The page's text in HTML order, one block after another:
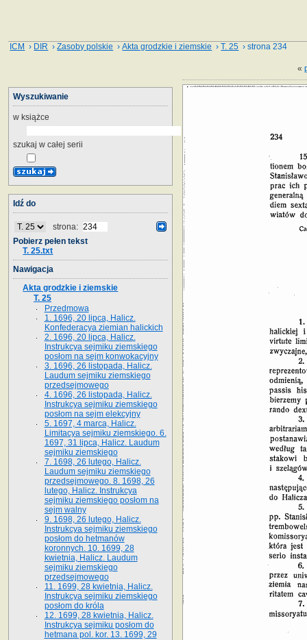
ICM › DIR ›Zasoby polskie ›Akta grodzkie i ziemskie ›T. 25 › strona 234
«
Wyszukiwanie
w książce
szukaj w całej serii
Idź do
strona:
Pobierz pełen tekst
T. 25.txt
Nawigacja
Akta grodzkie i ziemskie
T. 25
Przedmowa
1. 1696, 20 lipca, Halicz.
Konfederacya ziemian halickich
2. 1696, 20 lipca, Halicz.
Instrukcya sejmiku ziemskiego
posłom na sejm konwokacyjny
3. 1696, 26 listopada, Halicz.
Laudum sejmiku ziemskiego
przedsejmowego
4. 1696, 26 listopada, Halicz.
Instrukcya sejmiku ziemskiego
posłom na sejm elekcyjny
5. 1697, 4 marca, Halicz.
Limitacya sejmiku ziemskiego. 6.
1697, 31 lipca, Halicz. Laudum
sejmiku ziemskiego
7. 1698, 26 lutego, Halicz.
Laudum sejmiku ziemskiego
przedsejmowego. 8. 1698, 26
lutego, Halicz. Instrukcya
sejmiku ziemskiego posłom na
sejm walny
9. 1698, 26 lutego, Halicz.
Instrukcya sejmiku ziemskiego
posłom do hetmanów
koronnych. 10. 1699, 28
kwietnia, Halicz. Laudum
sejmiku ziemskiego
przedsejmowego
11. 1699, 28 kwietnia, Halicz.
Instrukcya sejmiku ziemskiego
posłom do króla
12. 1699, 28 kwietnia, Halicz.
Instrukcya sejmiku posłom do
hetmana pol. kor. 13. 1699, 29